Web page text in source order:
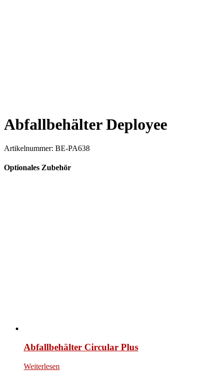
Abfallbehälter Deployee
Artikelnummer: BE-PA638
Optionales Zubehör
Abfallbehälter Circular Plus
Weiterlesen